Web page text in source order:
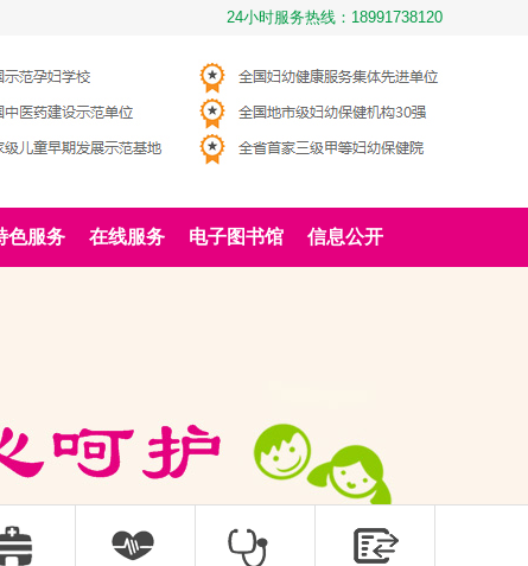
24小时服务热线：18991738120
色服务 在线服务 电子图书馆 信息公开